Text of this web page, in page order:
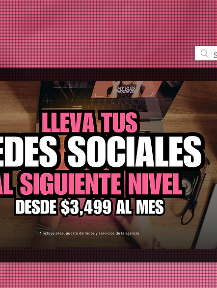
servicios ¿Qué incluyen los paquetes?